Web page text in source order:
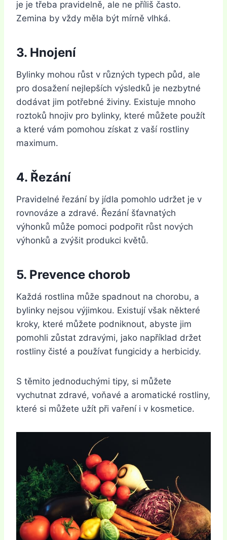
je je třeba pravidelně, ale ne příliš často.
Zemina by vždy měla být mírně vlhká.
3. Hnojení
Bylinky mohou růst v různých typech půd, ale
pro dosažení nejlepších výsledků je nezbytné
dodávat jim potřebné živiny. Existuje mnoho
roztoků hnojiv pro bylinky, které můžete použít
a které vám pomohou získat z vaší rostliny
maximum.
4. Řezání
Pravidelné řezání by jídla pomohlo udržet je v
rovnováze a zdravé. Řezání šťavnatých
výhonků může pomoci podpořit růst nových
výhonků a zvýšit produkci květů.
5. Prevence chorob
Každá rostlina může spadnout na chorobu, a
bylinky nejsou výjimkou. Existují však některé
kroky, které můžete podniknout, abyste jim
pomohli zůstat zdravými, jako například držet
rostliny čisté a používat fungicidy a herbicidy.
S těmito jednoduchými tipy, si můžete
vychutnat zdravé, voňavé a aromatické rostliny,
které si můžete užít při vaření i v kosmetice.